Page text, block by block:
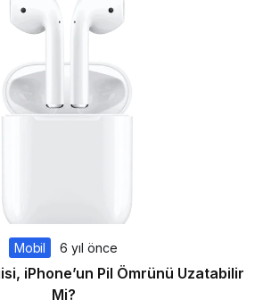
Mobil 6 yıl önce
iPhone’un Pil Ömrünü Uzatabilir
Mi?